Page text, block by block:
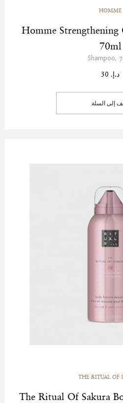
HOMME
Homme Strengthening
70ml
Shampoo,
د.إ. 30
إلى السلة
THE RITUAL OF
The Ritual Of Sakura